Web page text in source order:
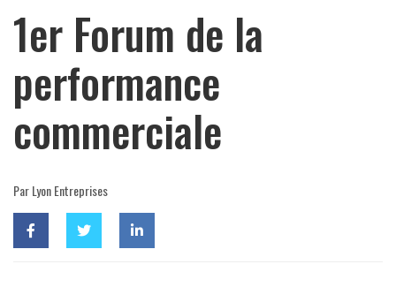
1er Forum de la
performance
commerciale
Par Lyon Entreprises